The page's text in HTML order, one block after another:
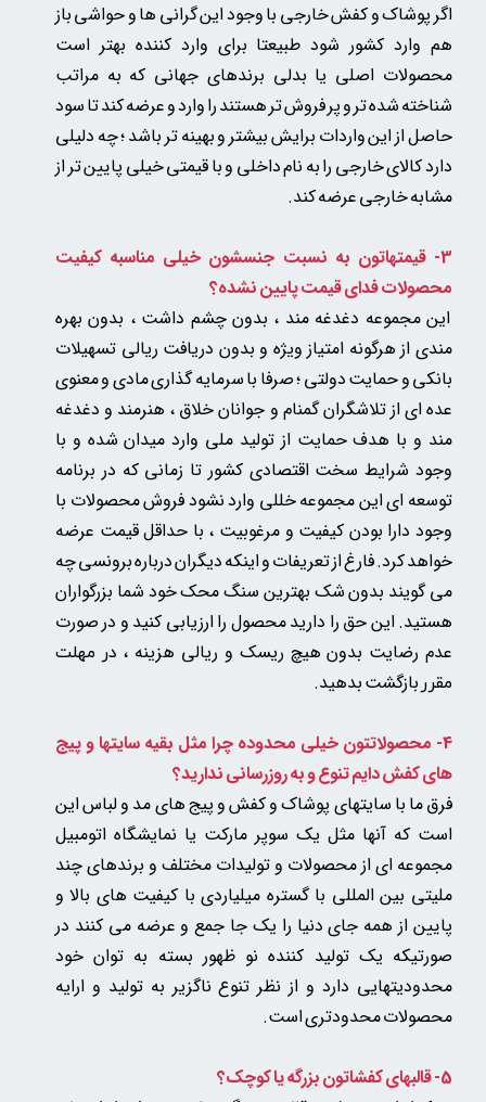
اگر پوشاک و کفش خارجی با وجود این گرانی ها و حواشی باز
هم وارد کشور شود طبیعتا برای وارد کننده بهتر است
محصولات اصلی یا بدلی برندهای جهانی که به مراتب
شناخته شده تر و پر فروش تر هستند را وارد و عرضه کندتا سود
حاصل از این واردات برایش بیشتر و بهینه تر باشد ؛ چه دلیلی
دارد کالای خارجی را به نام داخلی و با قیمتی خیلی پایین تر از
مشابه خارجی عرضه کند.
3- قیمتهاتون به نسبت جنسشون خیلی مناسبه
کیفیت
محصولات فدای قیمت پایین نشده؟
این مجموعه دغدغه مند ، بدون چشم داشت ، بدون بهره
مندی از هرگونه امتیاز ویژه و بدون دریافت ریالی تسهیلات
بانکی و حمایت دولتی ؛ صرفا با سرمایه گذاری مادی و معنوی
عده ای از تلاشگران گمنام و جوانان خلاق ، هنرمند و دغدغه
مند و با هدف حمایت از تولید ملی وارد میدان شده و با
وجود شرایط سخت اقتصادی کشور تا زمانی که در برنامه
توسعه ای این مجموعه خللی وارد نشود فروش محصولات با
وجود دارا بودن کیفیت و مرغوبیت ، با حداقل قیمت عرضه
خواهد کرد. فارغ از تعریفات و اینکه دیگران درباره برونسی چه
می گویند بدون شک بهترین سنگ محک خود شما بزرگواران
هستید. این حق را دارید محصول را ارزیابی کنید و در صورت
عدم رضایت بدون هیچ ریسک و ریالی هزینه ، در مهلت
مقرر بازگشت بدهید.
4- محصولاتتون خیلی محدوده چرا مثل بقیه سایتها و پیج
های کفش دایم تنوع و به روزرسانی ندارید؟
فرق ما با سایتهای پوشاک و کفش و پیج های مد و لباس این
است که آنها مثل یک سوپر مارکت یا نمایشگاه اتومبیل
مجموعه ای از محصولات و تولیدات مختلف و برندهای چند
ملیتی بین المللی با گستره میلیاردی با کیفیت های بالا و
پایین از همه جای دنیا را یک جا جمع و عرضه می کنند در
صورتیکه یک تولید کننده نو ظهور بسته به توان خود
محدودیتهایی دارد و از نظر تنوع ناگزیر به تولید و ارایه
محصولات محدودتری است.
5- قالبهای کفشاتون بزرگه یا کوچک؟